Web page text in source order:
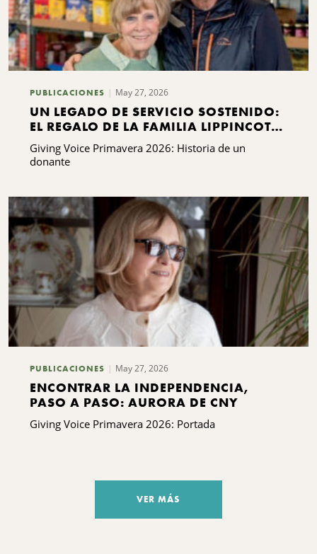
PUBLICACIONES May 27, 2026
UN LEGADO DE SERVICIO SOSTENIDO:
EL REGALO DE LA FAMILIA LIPPINCOTT
A KING FERRY
Giving Voice Primavera 2026: Historia de un
donante
PUBLICACIONES May 27, 2026
ENCONTRAR LA INDEPENDENCIA,
PASO A PASO: AURORA DE CNY
Giving Voice Primavera 2026: Portada
VER MÁS